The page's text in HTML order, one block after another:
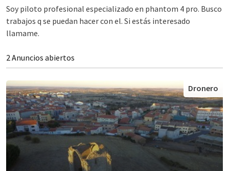
Soy piloto profesional especializado en phantom 4 pro. Busco
trabajos q se puedan hacer con el. Si estás interesado
llamame.
2 Anuncios abiertos
Dronero